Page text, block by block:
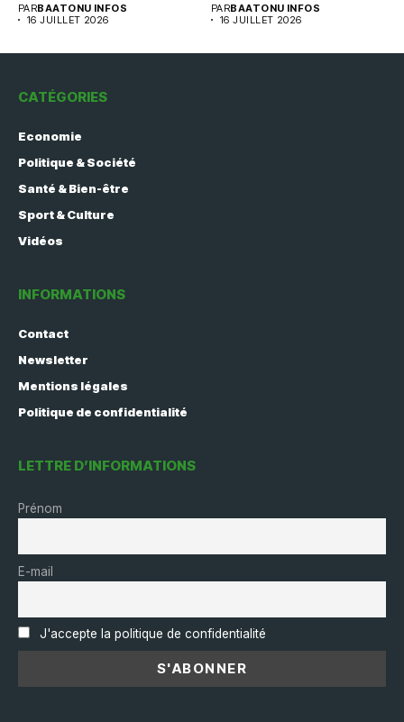
PARBAATONU INFOS
16 JUILLET 2026
PARBAATONU INFOS
16 JUILLET 2026
CATÉGORIES
Economie
Politique & Société
Santé & Bien-être
Sport & Culture
Vidéos
INFORMATIONS
Contact
Newsletter
Mentions légales
Politique de confidentialité
LETTRE D’INFORMATIONS
Prénom
E-mail
J'accepte la politique de confidentialité